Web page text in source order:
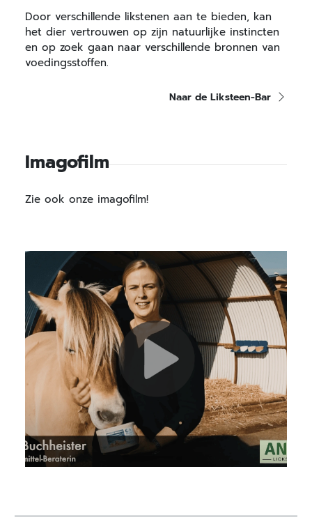
Door verschillende likstenen aan te bieden, kan
het dier vertrouwen op zijn natuurlijke instincten
en op zoek gaan naar verschillende bronnen van
voedingsstoffen.
Naar de Liksteen-Bar
Imagofilm
Zie ook onze imagofilm!